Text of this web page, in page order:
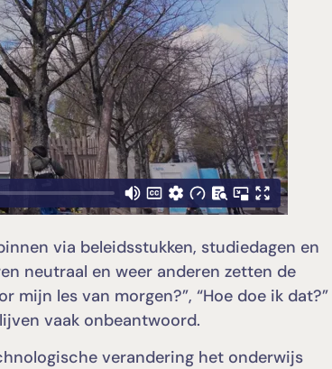
via beleidsstukken, studiedagen en
neutraal en weer anderen zetten de
mijn les van morgen?”, “Hoe doe ik dat?”
vaak onbeantwoord.
verandering het onderwijs